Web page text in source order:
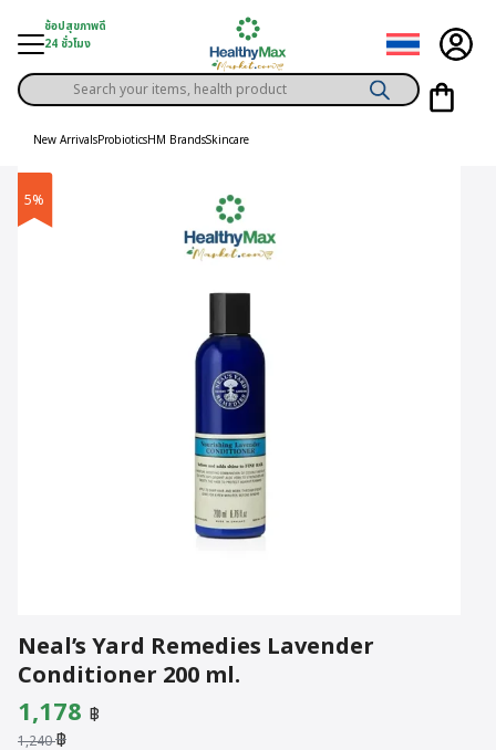
content
ช้อปสุขภาพดี
24 ชั่วโมง
Solution
Products
search
New ArrivalsProbioticsHM BrandsSkincare
5%
Neal’s Yard Remedies Lavender
Conditioner 200 ml.
1,240฿
Original
1,178 ฿